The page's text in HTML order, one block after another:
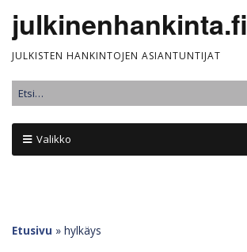
julkinenhankinta.fi
JULKISTEN HANKINTOJEN ASIANTUNTIJAT
Valikko
Etusivu » hylkäys